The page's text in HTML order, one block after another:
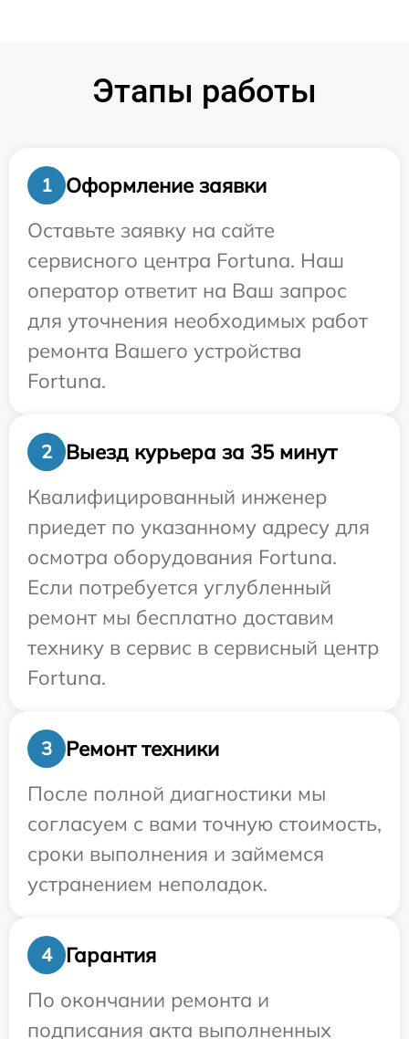
Этапы работы
1
Оформление заявки
Оставьте заявку на сайте
сервисного центра Fortuna. Наш
оператор ответит на Ваш запрос
для уточнения необходимых работ
ремонта Вашего устройства
Fortuna.
2
Выезд курьера за 35 минут
Квалифицированный инженер
приедет по указанному адресу для
осмотра оборудования Fortuna.
Если потребуется углубленный
ремонт мы бесплатно доставим
технику в сервис в сервисный центр
Fortuna.
3
Ремонт техники
После полной диагностики мы
согласуем с вами точную стоимость,
сроки выполнения и займемся
устранением неполадок.
4
Гарантия
По окончании ремонта и
подписания акта выполненных